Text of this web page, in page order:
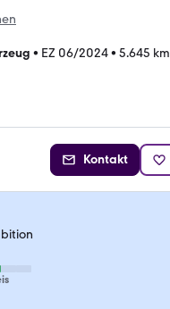
• EZ 06/2024• 5.645 km
Kontakt